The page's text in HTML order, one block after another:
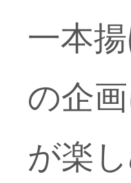
一本
の企
が楽